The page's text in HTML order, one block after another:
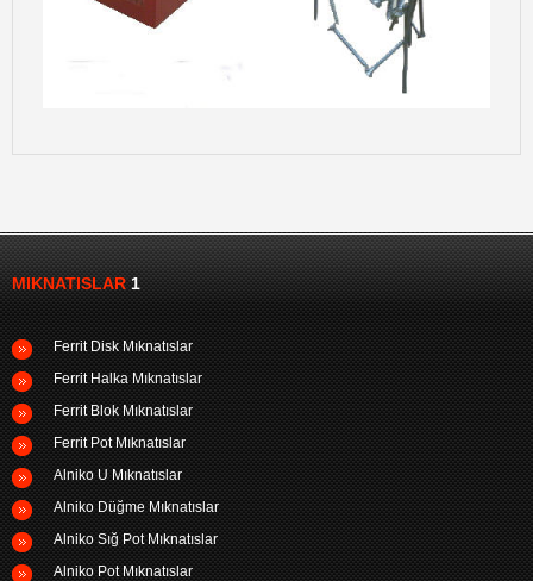
MIKNATISLAR1
Ferrit Disk Mıknatıslar
Ferrit Halka Mıknatıslar
Ferrit Blok Mıknatıslar
Ferrit Pot Mıknatıslar
Alniko U Mıknatıslar
Alniko Düğme Mıknatıslar
Alniko Sığ Pot Mıknatıslar
Alniko Pot Mıknatıslar